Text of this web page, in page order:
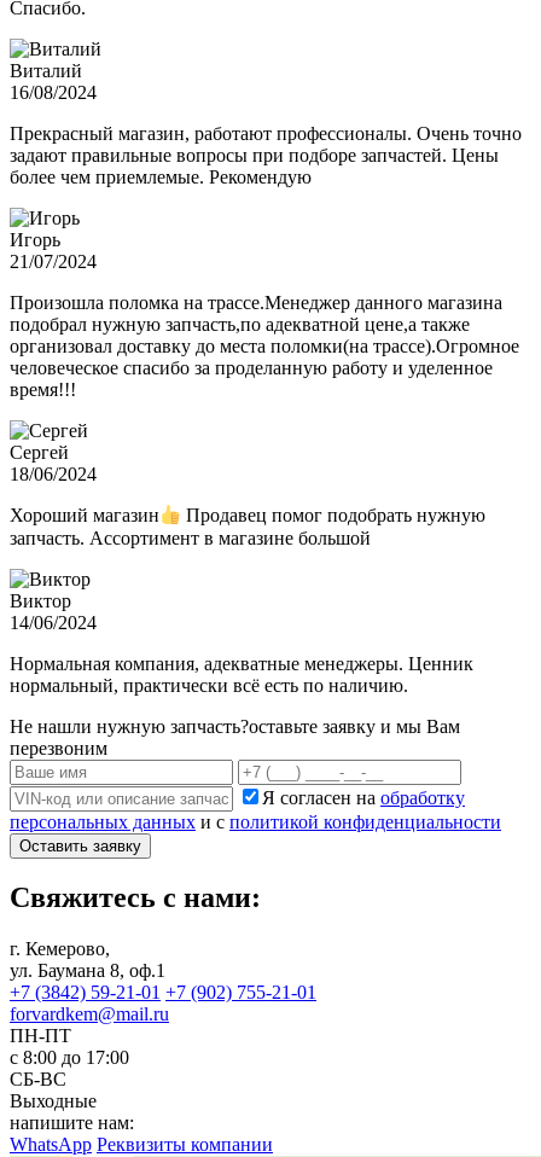
Спасибо.
Виталий
16/08/2024
Прекрасный магазин, работают профессионалы. Очень точно
задают правильные вопросы при подборе запчастей. Цены
более чем приемлемые. Рекомендую
Игорь
21/07/2024
Произошла поломка на трассе.Менеджер данного магазина
подобрал нужную запчасть,по адекватной цене,а также
организовал доставку до места поломки(на трассе).Огромное
человеческое спасибо за проделанную работу и уделенное
время!!!
Сергей
18/06/2024
Хороший магазин
Продавец помог подобрать нужную
запчасть. Ассортимент в магазине большой
Виктор
14/06/2024
Нормальная компания, адекватные менеджеры. Ценник
нормальный, практически всё есть по наличию.
Не нашли нужную запчасть?оставьте заявку и мы Вам
перезвоним
Я согласен на обработку
персональных данных и с политикой конфиденциальности
Оставить заявку
Свяжитесь с нами:
г. Кемерово,
ул. Баумана 8, оф.1
+7 (3842) 59-21-01 +7 (902) 755-21-01
forvardkem@mail.ru
ПН-ПТ
с 8:00 до 17:00
СБ-ВС
Выходные
напишите нам:
WhatsApp Реквизиты компании